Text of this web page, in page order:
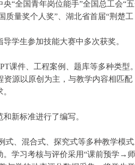
央“全国青年岗位能手”全国总工会“
质量奖个人奖”、湖北省首届“荆楚工
学生参加技能大赛中多次获奖。
课件、工程案例、题库等多种类型。
源以原创为主，与教学内容相匹配
新标准进行了编写。
、混合式、探究式等多种教学模式
学习考核与评价采用“课前预学→师